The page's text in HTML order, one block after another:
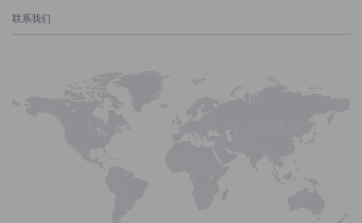
联系我们